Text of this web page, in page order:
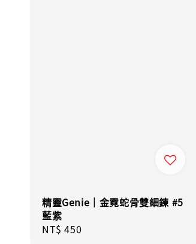
精靈Genie｜金霓蛇骨雙細鍊 #5
藍紫
Regular
NT$ 450